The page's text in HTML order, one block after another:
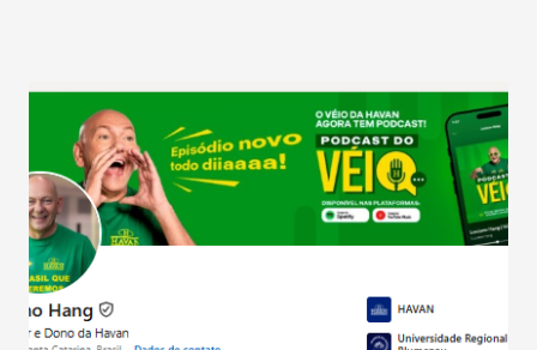
confraternizações de fim de ano e pelo pagamento do 13º
Salário para um número maior de trabalhadores, já que o
país tem a menor taxa de desemprego dos anos recentes.
Ainda segundo a Pesquisa, em novembro de 2025, 40% dos
bares e restaurantes operaram com lucro e outros 40%
registraram equilíbrio financeiro. Já o percentual de
estabelecimentos no prejuízo ficou em 19%, pouco abaixo
do observado no mês anterior. Outros 1% não existiam em